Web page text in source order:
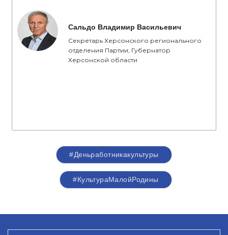
Сальдо Владимир Васильевич
Секретарь Херсонского регионального
отделения Партии, Губернатор
Херсонской области
#Деньработникакультуры
#КультураМалойРодины